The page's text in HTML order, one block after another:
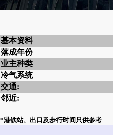
基本资料
落成年份
业主种类
冷气系统
交通:
邻近:
*港铁站、出口及步行时间只供参考